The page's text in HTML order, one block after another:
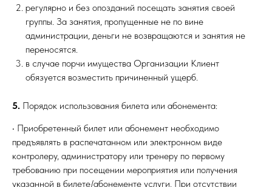
регулярно и без опозданий посещать занятия своей
группы. За занятия, пропущенные не по вине
администрации, деньги не возвращаются и занятия не
переносятся.
в случае порчи имущества Организации Клиент
обязуется возместить причиненный ущерб.
5. Порядок использования билета или абонемента:
• Приобретенный билет или абонемент необходимо
предъявлять в распечатанном или электронном виде
контролеру, администратору или тренеру по первому
требованию при посещении мероприятия или получения
указанной в билете/абонементе услуги. При отсутствии